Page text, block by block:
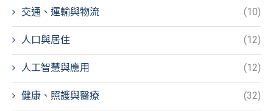
交通、運輸與物流 (10)
人口與居住 (12)
人工智慧與應用 (12)
健康、照護與醫療 (32)